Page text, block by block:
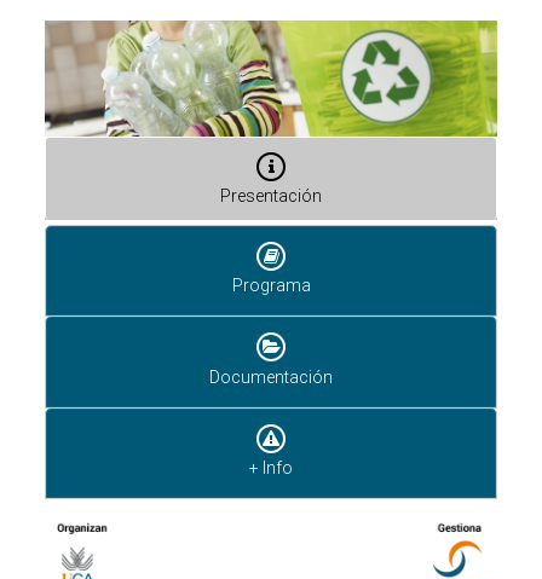
Presentación
Programa
Documentación
+ Info